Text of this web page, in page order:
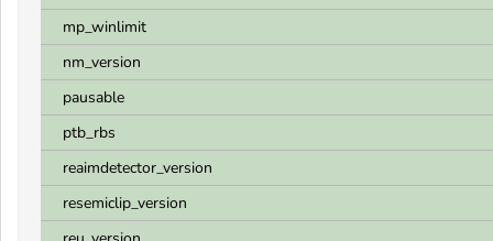
mp_winlimit
nm_version
pausable
ptb_rbs
reaimdetector_version
resemiclip_version